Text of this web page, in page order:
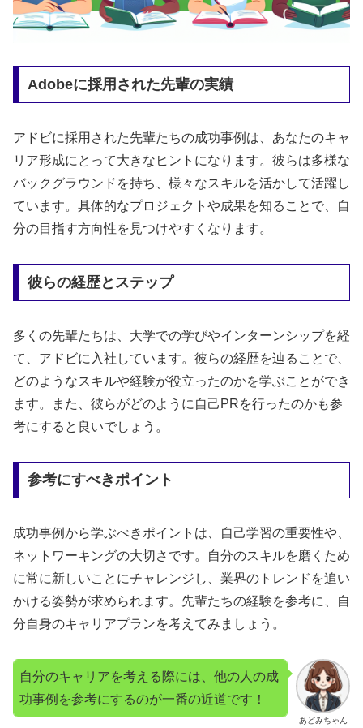
Adobeに採用された先輩の実績
アドビに採用された先輩たちの成功事例は、あなたのキャ
リア形成にとって大きなヒントになります。彼らは多様な
バックグラウンドを持ち、様々なスキルを活かして活躍し
ています。具体的なプロジェクトや成果を知ることで、自
分の目指す方向性を見つけやすくなります。
彼らの経歴とステップ
多くの先輩たちは、大学での学びやインターンシップを経
て、アドビに入社しています。彼らの経歴を辿ることで、
どのようなスキルや経験が役立ったのかを学ぶことができ
ます。また、彼らがどのように自己PRを行ったのかも参
考にすると良いでしょう。
参考にすべきポイント
成功事例から学ぶべきポイントは、自己学習の重要性や、
ネットワーキングの大切さです。自分のスキルを磨くため
に常に新しいことにチャレンジし、業界のトレンドを追い
かける姿勢が求められます。先輩たちの経験を参考に、自
分自身のキャリアプランを考えてみましょう。
あどみちゃん
自分のキャリアを考える際には、他の人の成
功事例を参考にするのが一番の近道です！